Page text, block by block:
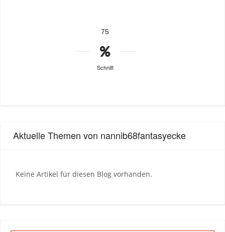
75
Schnitt
Aktuelle Themen von nannib68fantasyecke
Keine Artikel für diesen Blog vorhanden.